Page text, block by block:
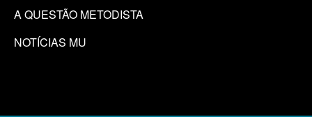
A QUESTÃO METODISTA
NOTÍCIAS MU